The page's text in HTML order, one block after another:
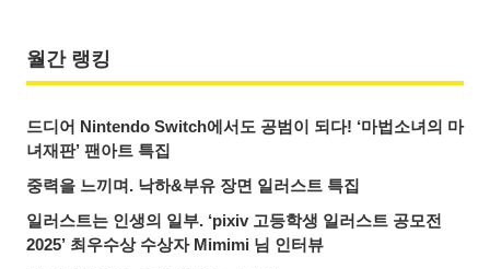
월간 랭킹
드디어 Nintendo Switch에서도 공범이 되다! ‘마법소녀의 마
녀재판’ 팬아트 특집
중력을 느끼며. 낙하&부유 장면 일러스트 특집
일러스트는 인생의 일부. ‘pixiv 고등학생 일러스트 공모전
2025’ 최우수상 수상자 Mimimi 님 인터뷰